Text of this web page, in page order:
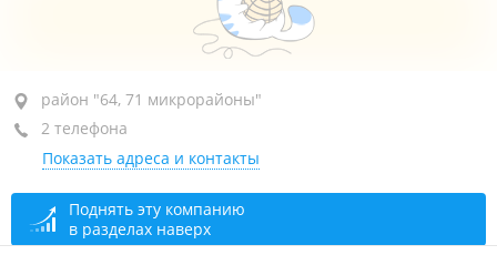
район "64, 71 микрорайоны", ул. Каплунова, 5
кв. 36
+7 924 238-82-99
+7 (423) 263-13-63
открыто: 09:00–17:00, перерыв через 9 мин.
район "64, 71 микрорайоны"
2 телефона
Показать адреса и контакты
Поднять эту компанию
в разделах наверх